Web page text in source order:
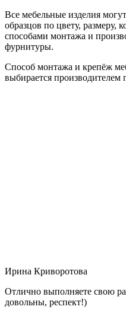
Все мебельные изделия
образцов по цвету, размеру,
способами монтажа и
фурнитуры.
Способ монтажа и крепёж
выбирается
Ирина Криворотова
Отлично выполняете свою
довольны, респект!)